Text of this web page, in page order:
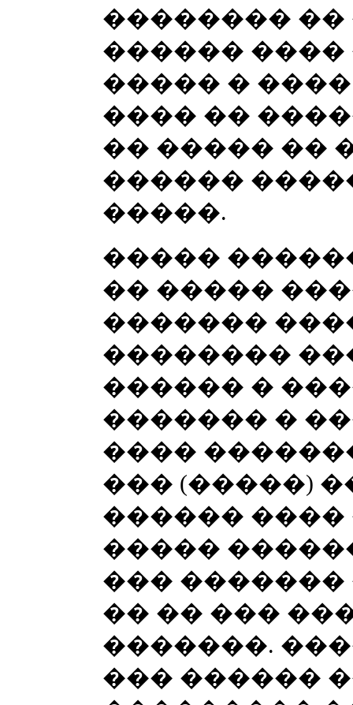
�������� ��
������ ����
����� �
���� ��
�� ����� ��
������
�����.
�����
�� �����
�������
��������
������ �
������� �
����
��� (�����)
������ ����
�����
��� �������
�� �� ���
�������.
��� ������